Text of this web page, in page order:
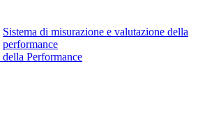
Sistema di misurazione e valutazione della
performance
della Performance